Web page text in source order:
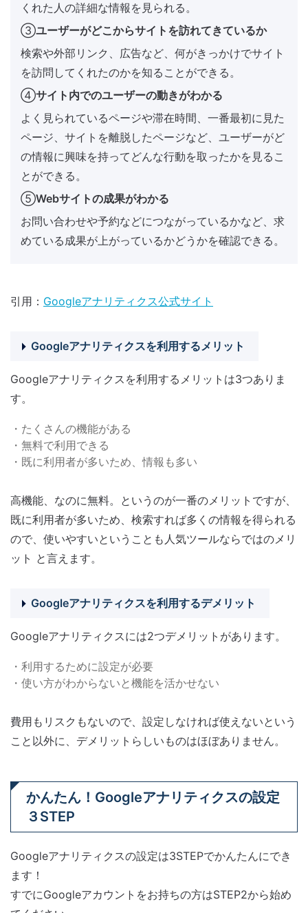
くれた人の詳細な情報を見られる。
③ユーザーがどこからサイトを訪れてきているか
検索や外部リンク、広告など、何がきっかけでサイト
を訪問してくれたのかを知ることができる。
④サイト内でのユーザーの動きがわかる
よく見られているページや滞在時間、一番最初に見た
ページ、サイトを離脱したページなど、ユーザーがど
の情報に興味を持ってどんな行動を取ったかを見るこ
とができる。
⑤Webサイトの成果がわかる
お問い合わせや予約などにつながっているかなど、求
めている成果が上がっているかどうかを確認できる。
引用： Googleアナリティクス公式サイト
Googleアナリティクスを利用するメリット
Googleアナリティクスを利用するメリットは3つありま
す。
・たくさんの機能がある
・無料で利用できる
・既に利用者が多いため、情報も多い
高機能、なのに無料。というのが一番のメリットですが、
既に利用者が多いため、検索すれば多くの情報を得られる
ので、使いやすいということも人気ツールならではのメリ
ット と言えます。
Googleアナリティクスを利用するデメリット
Googleアナリティクスには2つデメリットがあります。
・利用するために設定が必要
・使い方がわからないと機能を活かせない
費用もリスクもないので、設定しなければ使えないという
こと以外に、デメリットらしいものはほぼありません。
かんたん！Googleアナリティクスの設定
３STEP
Googleアナリティクスの設定は3STEPでかんたんにでき
ます！
すでにGoogleアカウントをお持ちの方はSTEP2から始め